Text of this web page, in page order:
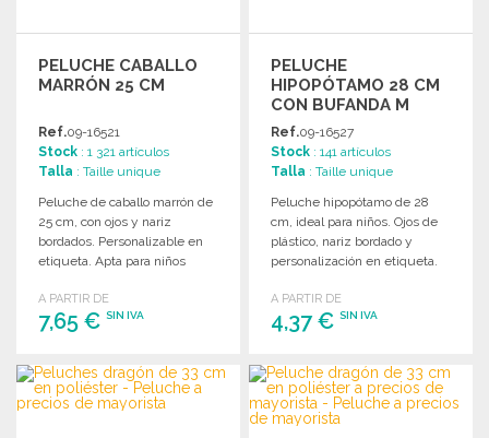
PELUCHE CABALLO
MARRÓN 25 CM
Ref.09-16521
Stock : 1 321 artículos
Talla : Taille unique
Peluche de caballo marrón de
25 cm, con ojos y nariz
bordados. Personalizable en
etiqueta. Apta para niños
A PARTIR DE
7,65 € SIN IVA
PEDIR
Solicitar un presupuesto
PELUCHE
HIPOPÓTAMO 28 CM
CON BUFANDA M
Ref.09-16527
Stock : 141 artículos
Talla : Taille unique
Peluche hipopótamo de 28
cm, ideal para niños. Ojos de
plástico, nariz bordado y
personalización en etiqueta.
A PARTIR DE
4,37 €SIN IVA
PEDIR
Solicitar un presupuesto